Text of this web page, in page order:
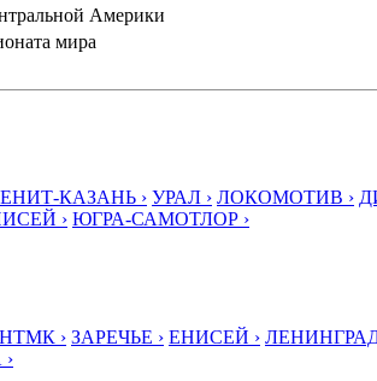
Америки
мира
КАЗАНЬ › УРАЛ › ЛОКОМОТИВ ›
› ЮГРА-САМОТЛОР ›
› ЗАРЕЧЬЕ › ЕНИСЕЙ ›